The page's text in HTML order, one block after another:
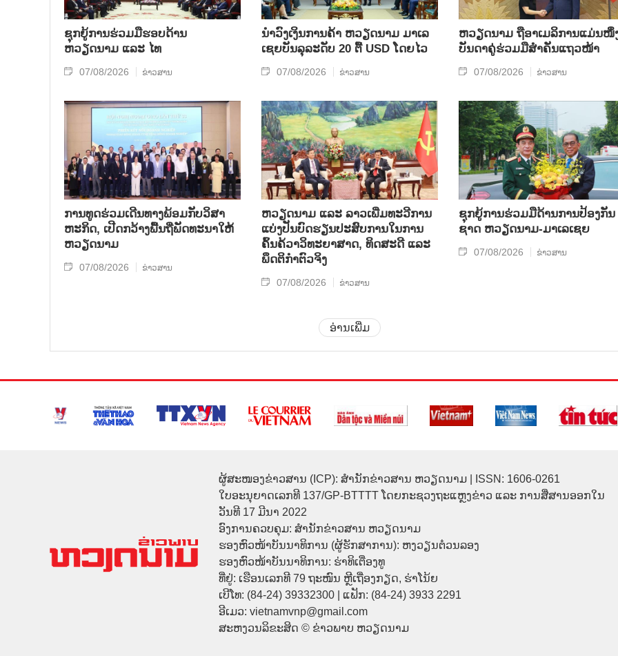
ຊຸກຍູ້ການຮ່ວມມືຮອບດ້ານ
ຫວຽດນາມ ແລະ ໄທ
07/08/2026 ຂ່າວສານ
ນຳ​ວົງ​ເງິນ​ການ​ຄ້າ ຫວຽດ​ນາມ ມາ​ເລ​
ເຊຍ​ບັນ​ລຸ​ລະ​ດັບ 20 ຕື້ USD ໂດຍ​ໄວ
07/08/2026 ຂ່າວສານ
ຫ​ວຽດ​ນາມ ຖື​ອາ​ເມ​ລິ​ການ​ແມ່ນ​ໜຶ່
ບັນ​ດາ​ຄູ່​ຮ່ວມ​ມື​ສຳ​ຄັນ​ແຖວ​ໜ້າ
07/08/2026 ຂ່າວສານ
ການ​ທູດ​ຮ່ວມ​ເດີນ​ທາງ​ພ້ອມກັບ​ວິ​ສາ​
ຫະ​ກ​ິດ, ເປີດກວ້າງ​ພື້ນ​ຖີ່​ພັດ​ທະ​ນາ​ໃຫ້​
ຫວຽດ​ນາມ
07/08/2026 ຂ່າວສານ
ຫວຽດ​ນາມ ແລະ ລາວ​ເພີ່ມ​ທະ​ວີ​ການ​
ແບ່​ງ​ປັນ​ບົດ​ຮຽນ​ປະ​ສົບ​ການ​ໃນ​ການ​
ຄົ້ນ​ຄ້​ວາ​ວິ​ທະ​ຍາ​ສາດ, ທິດ​ສະ​ດີ ແລະ
ພຶດ​ຕິ​ກຳຕົວ​ຈິງ
07/08/2026 ຂ່າວສານ
ຊຸກ​ຍູ້​ການ​ຮ່ວມ​ມື​ດ້ານ​ການ​ປ້ອງ​ກັນ​
ຊາດ ຫວຽດ​ນາມ-ມາ​ເລ​ເຊຍ
07/08/2026 ຂ່າວສານ
ອ່ານເພີ່ມ
ຜູ້ສະໜອງຂ່າວສານ (ICP): ສຳນັກຂ່າວສານ ຫວຽດນາມ | ISSN: 1606-0261
ໃບອະນຸຍາດເລກທີ 137/GP-BTTTT ໂດຍກະຊວງຖະແຫຼງຂ່າວ ແລະ ການສື່ສານອອກໃນ
ວັນທີ 17 ມີນາ 2022
ອົງການຄວບຄຸມ: ສຳນັກຂ່າວສານ ຫວຽດນາມ
ຮອງຫົວໜ້າບັນນາທິການ (ຜູ້ຮັກສາການ): ຫງວຽນຕ໋ວນລອງ
ຮອງຫົວໜ້າບັນນາທິການ: ຮ່າທິເຕື່ອງທູ
ທີ່ຢູ່: ເຮືອນເລກທີ 79 ຖະໜົນ ຫຼີເຖື່ອງກຽດ, ຮ່າໂນ້ຍ
ເບີໂທ: (84-24) 39332300 | ແຟັກ: (84-24) 3933 2291
ອີເມວ: vietnamvnp@gmail.com
ສະຫງວນລິຂະສິດ © ຂ່າວພາບ ຫວຽດນາມ